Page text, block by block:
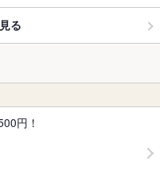
る
円！